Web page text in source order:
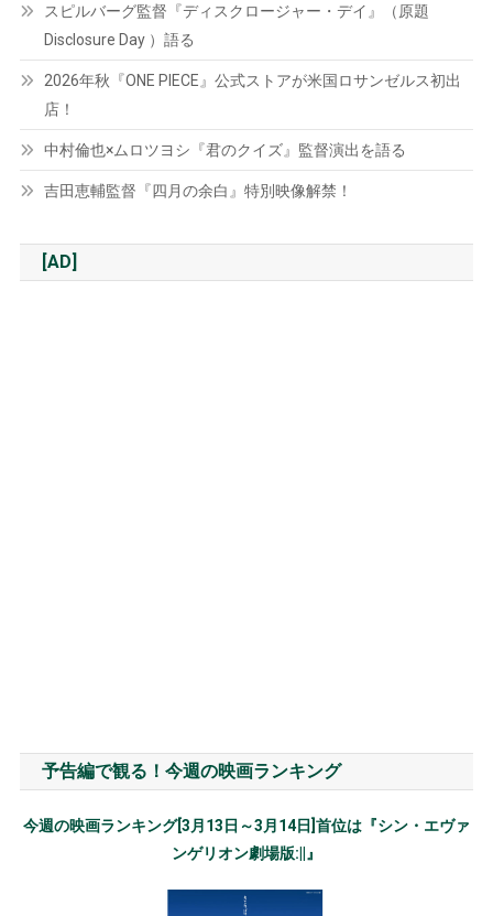
スピルバーグ監督『ディスクロージャー・デイ』（原題
Disclosure Day ）語る
2026年秋『ONE PIECE』公式ストアが米国ロサンゼルス初出
店！
中村倫也×ムロツヨシ『君のクイズ』監督演出を語る
吉田恵輔監督『四月の余白』特別映像解禁！
[AD]
予告編で観る！今週の映画ランキング
今週の映画ランキング[3月13日～3月14日]首位は『シン・エヴァ
ンゲリオン劇場版:||』